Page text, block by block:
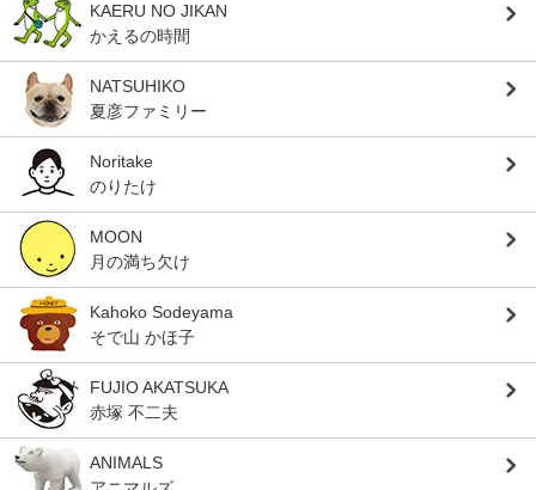
KAERU NO JIKAN
かえるの時間
NATSUHIKO
夏彦ファミリー
Noritake
のりたけ
MOON
月の満ち欠け
Kahoko Sodeyama
そで山 かほ子
FUJIO AKATSUKA
赤塚 不二夫
ANIMALS